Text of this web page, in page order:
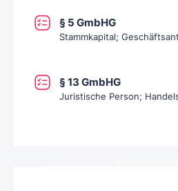
§ 5 GmbHG
Stammkapital;
§ 13 GmbHG
Juristische Person;